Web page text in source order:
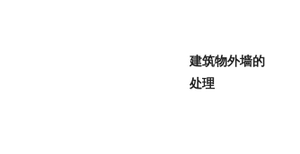
建筑物外墙的
处理